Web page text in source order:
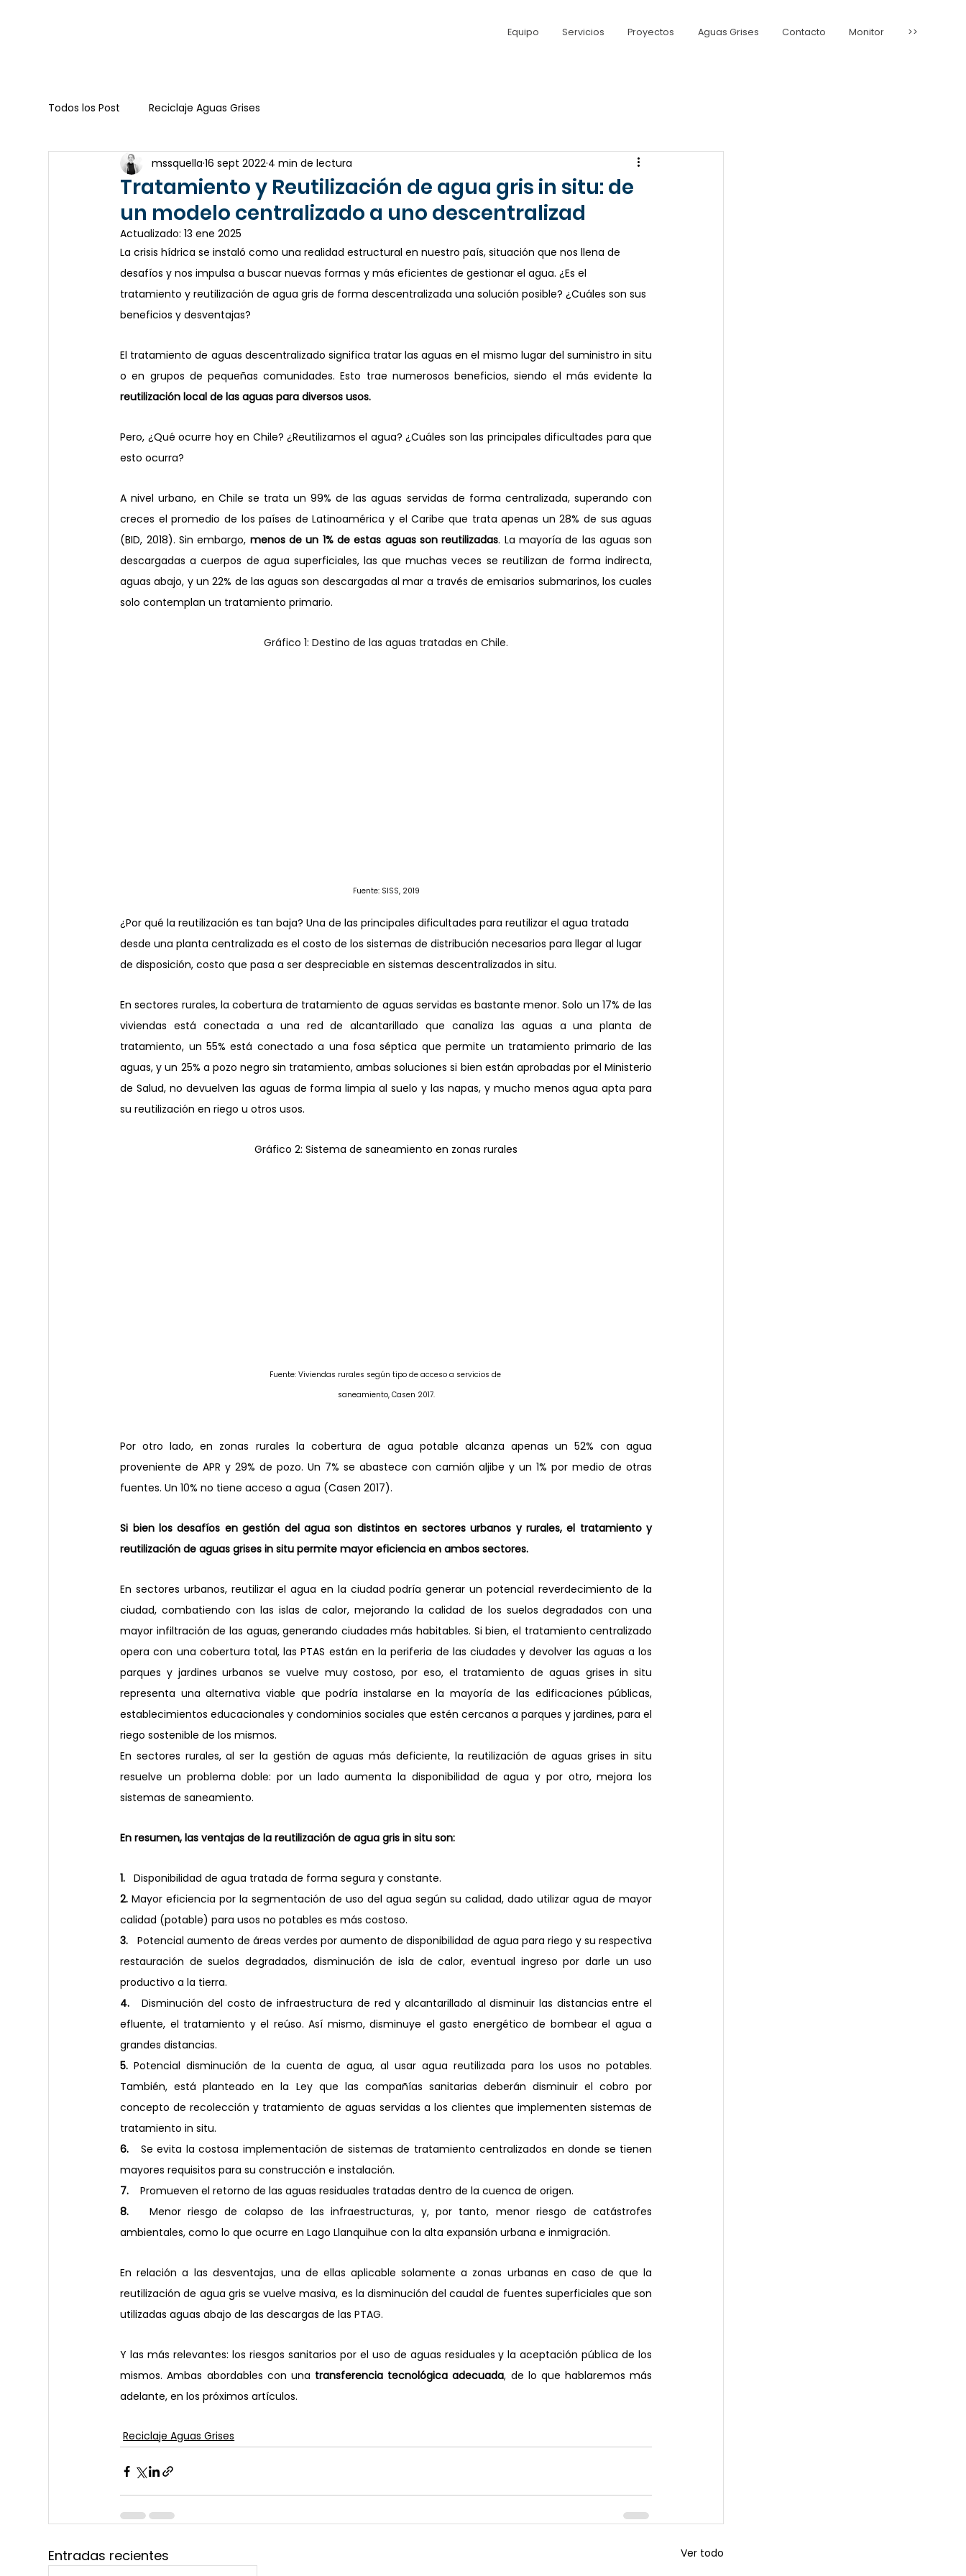
Equipo Servicios Proyectos Aguas Grises Contacto Monitor >>
Todos los Post Reciclaje Aguas Grises
Tratamiento y Reutilización de agua gris in situ: de
un modelo centralizado a uno descentralizad
mssquella16 sept 20224 min de lectura
Actualizado:13 ene 2025
La crisis hídrica se instaló como una realidad estructural en nuestro país, situación que nos llena de
desafíos y nos impulsa a buscar nuevas formas y más eficientes de gestionar el agua. ¿Es el
tratamiento y reutilización de agua gris de forma descentralizada una solución posible? ¿Cuáles son sus
beneficios y desventajas?
El tratamiento de aguas descentralizado significa tratar las aguas en el mismo lugar del suministro in situ
reutilización local de las aguas para diversos usos.
Pero, ¿Qué ocurre hoy en Chile? ¿Reutilizamos el agua? ¿Cuáles son las principales dificultades para que
esto ocurra?
A nivel urbano, en Chile se trata un 99% de las aguas servidas de forma centralizada, superando con
creces el promedio de los países de Latinoamérica y el Caribe que trata apenas un 28% de sus aguas
(BID, 2018). Sin embargo, menos de un 1% de estas aguas son reutilizadas. La mayoría de las aguas son
descargadas a cuerpos de agua superficiales, las que muchas veces se reutilizan de forma indirecta,
aguas abajo, y un 22% de las aguas son descargadas al mar a través de emisarios submarinos, los cuales
solo contemplan un tratamiento primario.
Gráfico 1: Destino de las aguas tratadas en Chile.
Fuente: SISS, 2019
¿Por qué la reutilización es tan baja? Una de las principales dificultades para reutilizar el agua tratada
desde una planta centralizada es el costo de los sistemas de distribución necesarios para llegar al lugar
de disposición, costo que pasa a ser despreciable en sistemas descentralizados in situ.
En sectores rurales, la cobertura de tratamiento de aguas servidas es bastante menor. Solo un 17% de las
viviendas está conectada a una red de alcantarillado que canaliza las aguas a una planta de
tratamiento, un 55% está conectado a una fosa séptica que permite un tratamiento primario de las
aguas, y un 25% a pozo negro sin tratamiento, ambas soluciones si bien están aprobadas por el Ministerio
de Salud, no devuelven las aguas de forma limpia al suelo y las napas, y mucho menos agua apta para
su reutilización en riego u otros usos.
Gráfico 2: Sistema de saneamiento en zonas rurales
Fuente: Viviendas rurales según tipo de acceso a servicios de
saneamiento, Casen 2017.
Por otro lado, en zonas rurales la cobertura de agua potable alcanza apenas un 52% con agua
proveniente de APR y 29% de pozo. Un 7% se abastece con camión aljibe y un 1% por medio de otras
fuentes. Un 10% no tiene acceso a agua (Casen 2017).
Si bien los desafíos en gestión del agua son distintos en sectores urbanos y rurales, el tratamiento y
reutilización de aguas grises in situ permite mayor eficiencia en ambos sectores.
En sectores urbanos, reutilizar el agua en la ciudad podría generar un potencial reverdecimiento de la
ciudad, combatiendo con las islas de calor, mejorando la calidad de los suelos degradados con una
mayor infiltración de las aguas, generando ciudades más habitables. Si bien, el tratamiento centralizado
opera con una cobertura total, las PTAS están en la periferia de las ciudades y devolver las aguas a los
parques y jardines urbanos se vuelve muy costoso, por eso, el tratamiento de aguas grises in situ
representa una alternativa viable que podría instalarse en la mayoría de las edificaciones públicas,
establecimientos educacionales y condominios sociales que estén cercanos a parques y jardines, para el
riego sostenible de los mismos.
En sectores rurales, al ser la gestión de aguas más deficiente, la reutilización de aguas grises in situ
resuelve un problema doble: por un lado aumenta la disponibilidad de agua y por otro, mejora los
sistemas de saneamiento.
En resumen, las ventajas de la reutilización de agua gris in situ son:
1. Disponibilidad de agua tratada de forma segura y constante.
2. Mayor eficiencia por la segmentación de uso del agua según su calidad, dado utilizar agua de mayor
calidad (potable) para usos no potables es más costoso.
3. Potencial aumento de áreas verdes por aumento de disponibilidad de agua para riego y su respectiva
restauración de suelos degradados, disminución de isla de calor, eventual ingreso por darle un uso
productivo a la tierra.
4.
Disminución del costo de infraestructura de red y alcantarillado al disminuir las distancias entre el
efluente, el tratamiento y el reúso. Así mismo, disminuye el gasto energético de bombear el agua a
grandes distancias.
5. Potencial disminución de la cuenta de agua, al usar agua reutilizada para los usos no potables.
También, está planteado en la Ley que las compañías sanitarias deberán disminuir el cobro por
concepto de recolección y tratamiento de aguas servidas a los clientes que implementen sistemas de
tratamiento in situ.
6.
Se evita la costosa implementación de sistemas de tratamiento centralizados en donde se tienen
mayores requisitos para su construcción e instalación.
7.
Promueven el retorno de las aguas residuales tratadas dentro de la cuenca de origen.
8. Menor riesgo de colapso de las infraestructuras, y, por tanto, menor riesgo de catástrofes
ambientales, como lo que ocurre en Lago Llanquihue con la alta expansión urbana e inmigración.
En relación a las desventajas, una de ellas aplicable solamente a zonas urbanas en caso de que la
reutilización de agua gris se vuelve masiva, es la disminución del caudal de fuentes superficiales que son
utilizadas aguas abajo de las descargas de las PTAG.
Y las más relevantes: los riesgos sanitarios por el uso de aguas residuales y la aceptación pública de los
mismos. Ambas abordables con una transferencia tecnológica adecuada, de lo que hablaremos más
adelante, en los próximos artículos.
Reciclaje Aguas Grises
Entradas recientes Ver todo